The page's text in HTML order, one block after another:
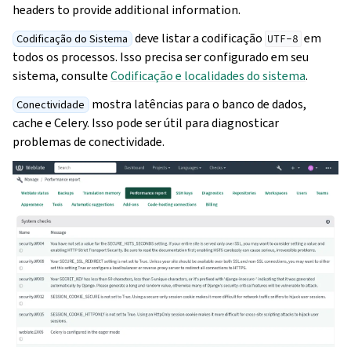
headers to provide additional information.
Codificação do Sistema deve listar a codificação UTF-8 em
todos os processos. Isso precisa ser configurado em seu
sistema, consulteCodificação e localidades do sistema.
Conectividade mostra latências para o banco de dados,
cache e Celery. Isso pode ser útil para diagnosticar
problemas de conectividade.